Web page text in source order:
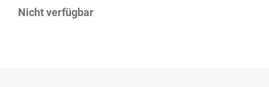
Nicht verfügbar